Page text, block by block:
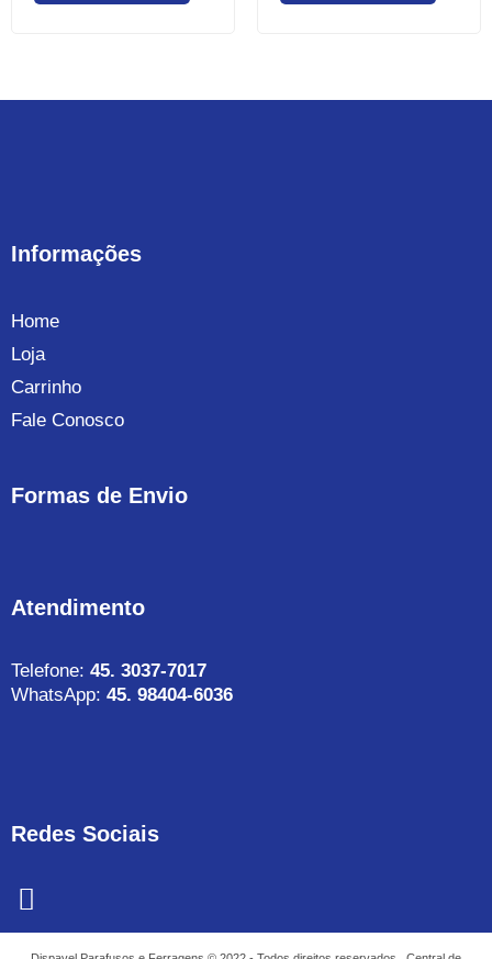
Informações
Home
Loja
Carrinho
Fale Conosco
Formas de Envio
Atendimento
Telefone: 45. 3037-7017
WhatsApp: 45. 98404-6036
Redes Sociais
F
a